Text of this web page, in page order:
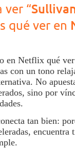
ver “
qué ver en
en Netflix qué ver
con un tono
No
sino por
tan bien:
encuentra